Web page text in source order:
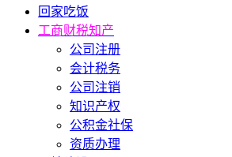
回家吃饭
工商财税知产
公司注册
会计税务
公司注销
知识产权
公积金社保
资质办理